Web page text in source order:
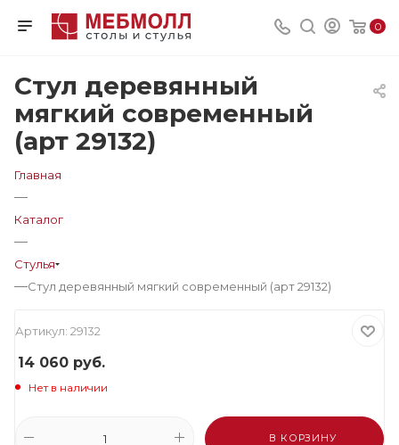
0
Стул деревянный
мягкий современный
(арт 29132)
Главная
—
Каталог
—
Стулья
—Стул деревянный мягкий современный (арт 29132)
Артикул: 29132
14 060 руб.
Нет в наличии
В КОРЗИНУ